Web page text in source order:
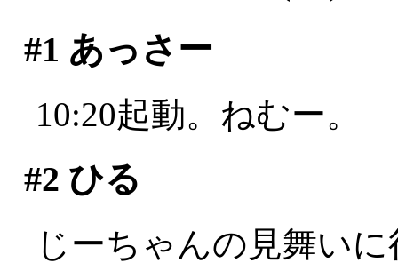
#1 あっさー
10:20起動。ねむー。
#2 ひる
じーちゃんの見舞い